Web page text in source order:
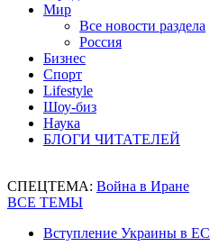
Мир
Все новости раздела
Россия
Бизнес
Спорт
Lifestyle
Шоу-биз
Наука
БЛОГИ ЧИТАТЕЛЕЙ
СПЕЦТЕМА: Война в Иране
ВСЕ ТЕМЫ
Вступление Украины в ЕС